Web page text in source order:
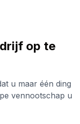
op te
u maar één ding
vennootschap u